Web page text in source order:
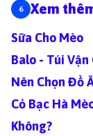
Xem
Sữa Cho Mèo
Balo - Túi Vận
Nên Chọn Đồ
Cỏ Bạc Hà
Không?